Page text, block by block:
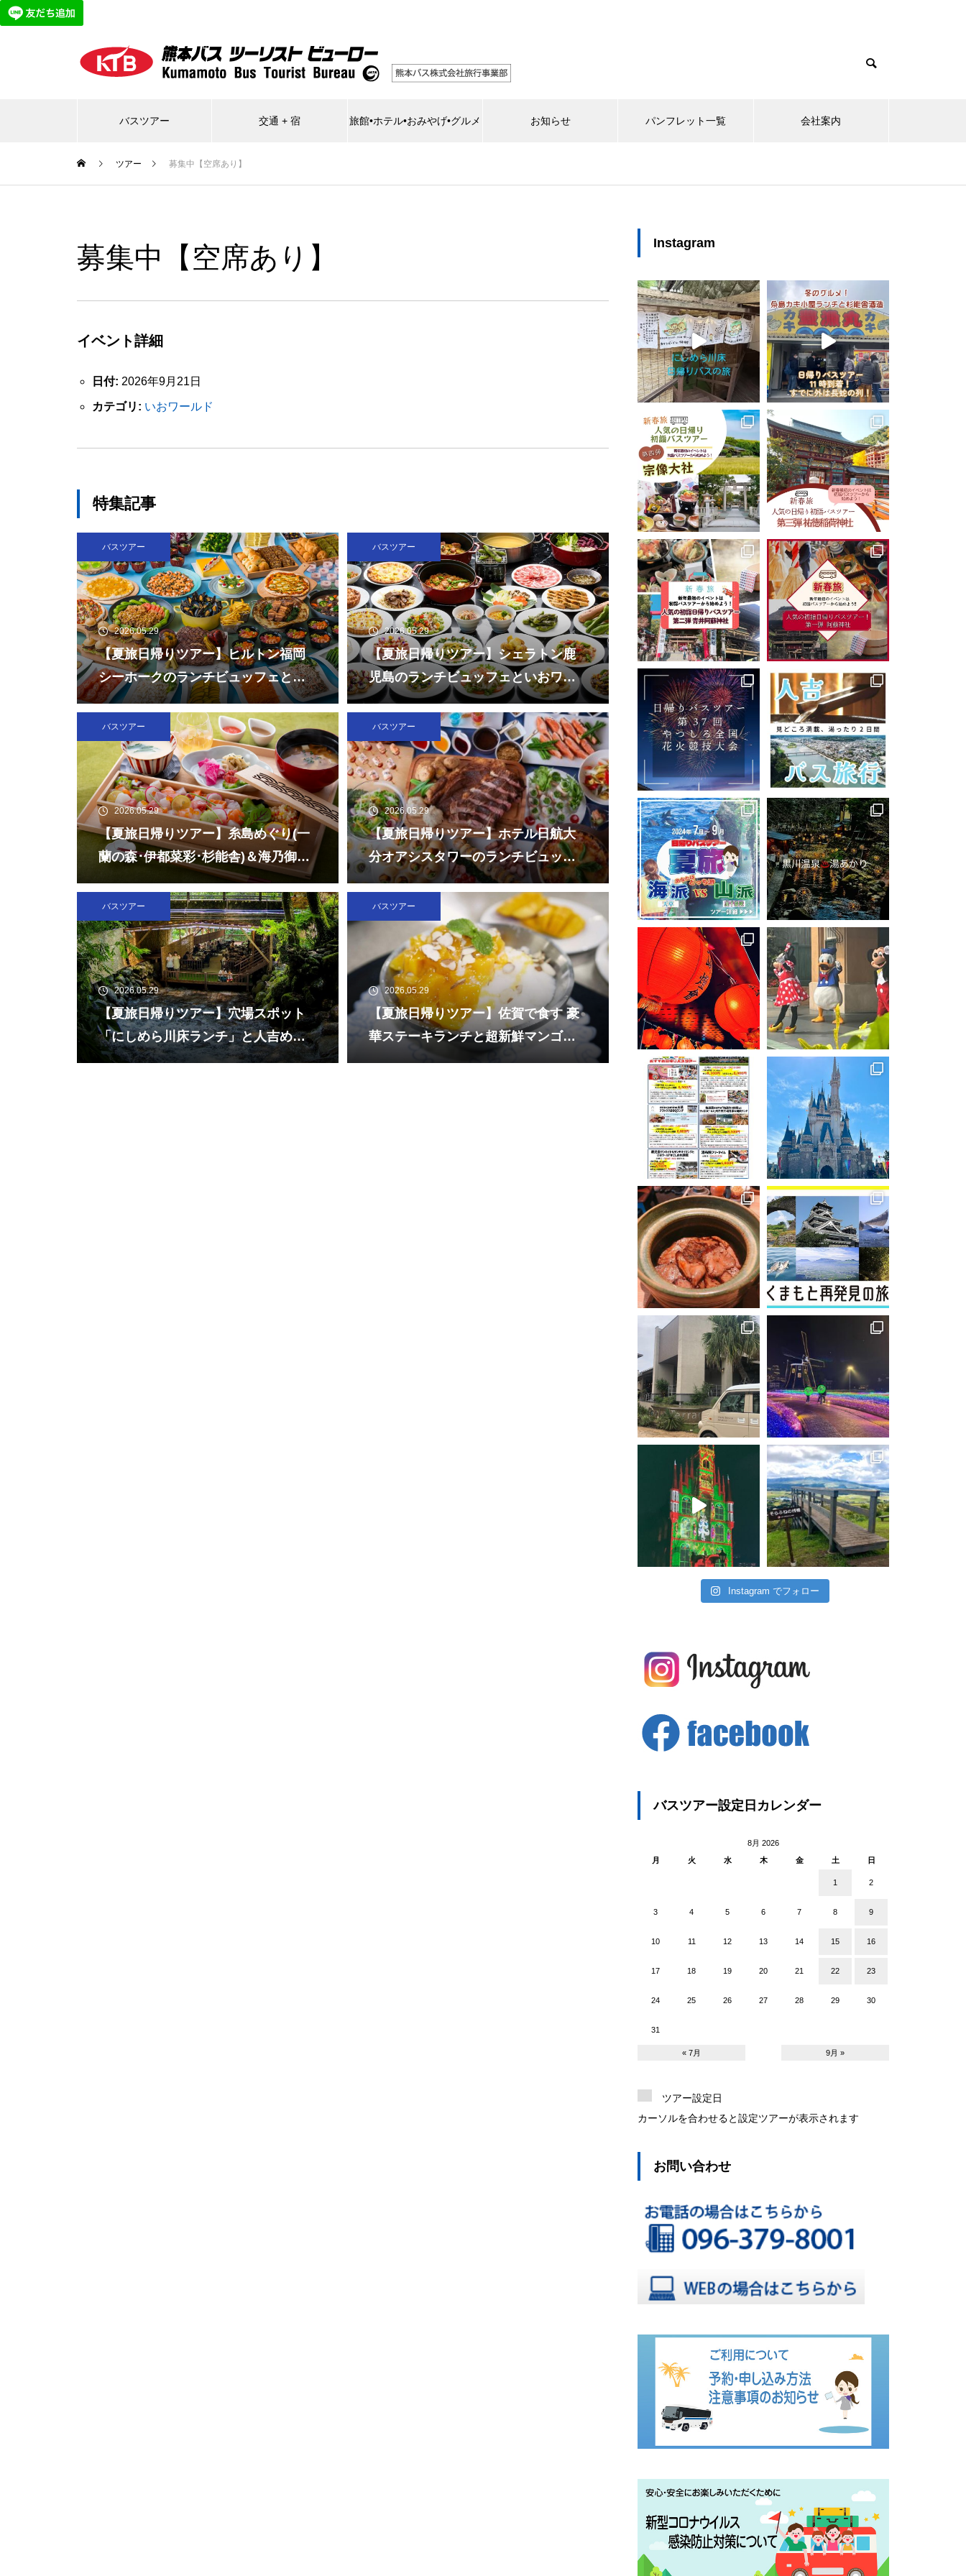
バスツアー 交通 + 宿 旅館•ホテル•おみやげ•グルメ お知らせ パンフレット一覧 会社案内
ツアー 募集中【空席あり】
募集中【空席あり】
イベント詳細
日付: 2026年9月21日
カテゴリ: いおワールド
特集記事
バスツアー
2026.05.29
【夏旅日帰りツアー】ヒルトン福岡
シーホークのランチビュッフェとチ
ームラボフォレスト福岡
バスツアー
2026.05.29
【夏旅日帰りツアー】シェラトン鹿
児島のランチビュッフェといおワー
ルドかごしま水族館
バスツアー
2026.05.29
【夏旅日帰りツアー】糸島めぐり(一
蘭の森･伊都菜彩･杉能舎)＆海乃御馳
走「玄海灘ちらし重」ランチ
バスツアー
2026.05.29
【夏旅日帰りツアー】ホテル日航大
分オアシスタワーのランチビュッフ
ェと大分マリーンパレス水族館「う
みたまご」
バスツアー
2026.05.29
【夏旅日帰りツアー】穴場スポット
「にしめら川床ランチ」と人吉めぐ
り
バスツアー
2026.05.29
【夏旅日帰りツアー】佐賀で食す 豪
華ステーキランチと超新鮮マンゴー
と濃厚ミルク氷の絶品かき氷
Instagram
Instagram でフォロー
バスツアー設定日カレンダー
8月 2026
月
火 水 木 金 土 日
1 2
3 4 5 6 7 8 9
10 11 12 13 14 15 16
17 18 19 20 21 22 23
24 25 26 27 28 29 30
31
« 7月 9月 »
ツアー設定日
カーソルを合わせると設定ツアーが表示されます
お問い合わせ